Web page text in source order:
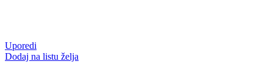
Uporedi
Dodaj na listu želja